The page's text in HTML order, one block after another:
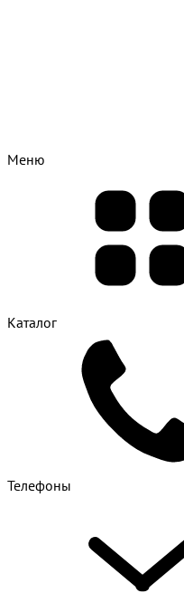
Меню
Каталог
Телефоны